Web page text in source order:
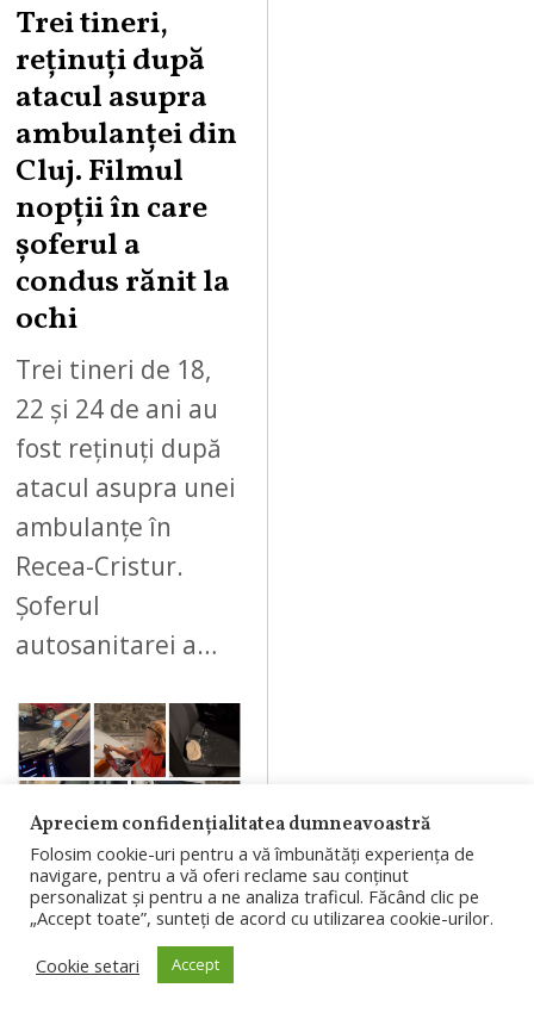
Trei tineri,
reținuți după
atacul asupra
ambulanței din
Cluj. Filmul
nopții în care
șoferul a
condus rănit la
ochi
Trei tineri de 18,
22 și 24 de ani au
fost reținuți după
atacul asupra unei
ambulanțe în
Recea-Cristur.
Șoferul
autosanitarei a…
09
AUGUST 9, 2026
Ambulanță
atacată cu
Apreciem confidențialitatea dumneavoastră
Folosim cookie-uri pentru a vă îmbunătăți experiența de
navigare, pentru a vă oferi reclame sau conținut
personalizat și pentru a ne analiza traficul. Făcând clic pe
„Accept toate”, sunteți de acord cu utilizarea cookie-urilor.
Cookie setari
Accept